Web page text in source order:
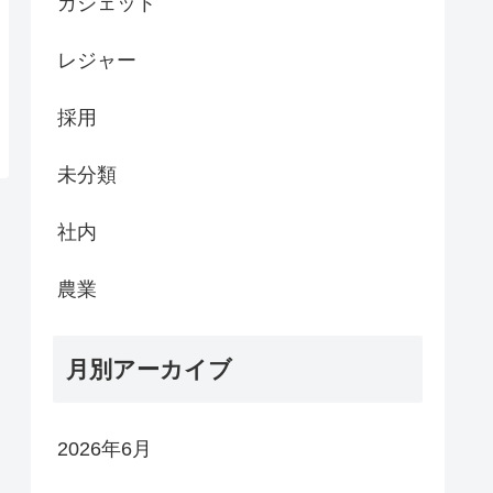
レジャー
採用
未分類
社内
農業
月別アーカイブ
2026年6月